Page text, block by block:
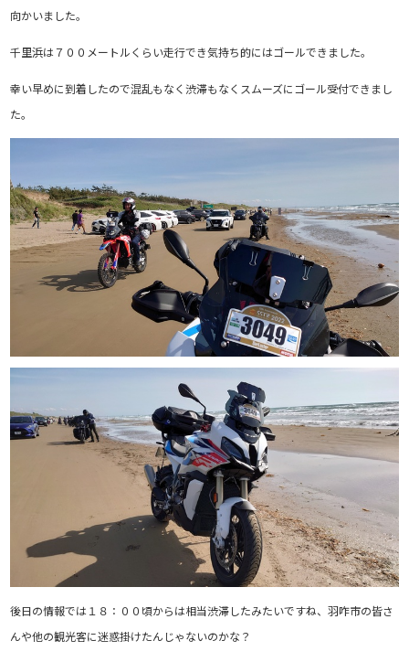
向かいました。
千里浜は７００メートルくらい走行でき気持ち的にはゴールできました。
幸い早めに到着したので混乱もなく渋滞もなくスムーズにゴール受付できまし
た。
後日の情報では１８：００頃からは相当渋滞したみたいですね、羽咋市の皆さ
んや他の観光客に迷惑掛けたんじゃないのかな？